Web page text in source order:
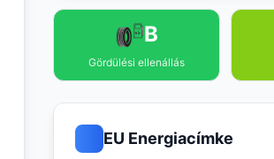
B
Gördülési ellenállás
EU Energiacímke